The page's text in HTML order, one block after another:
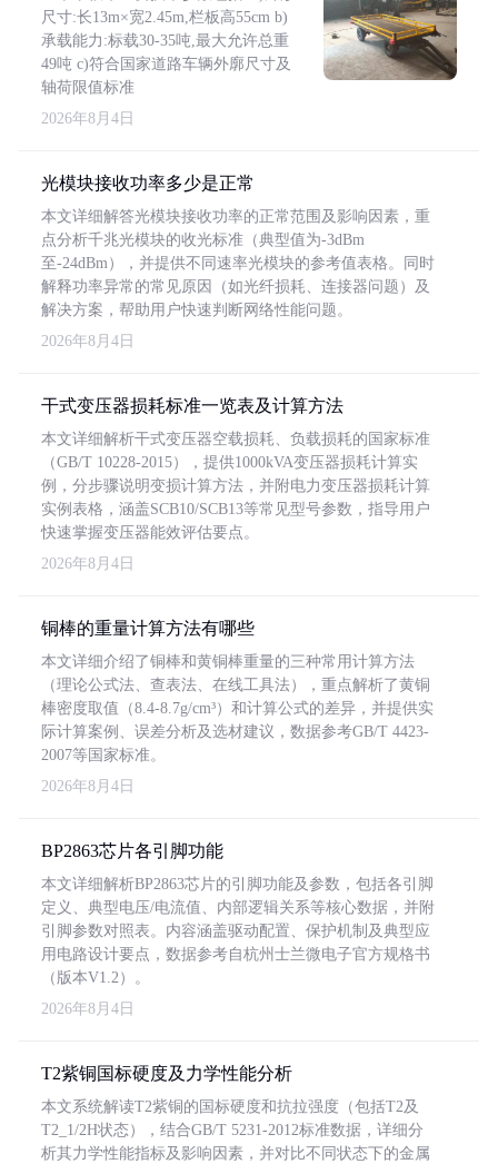
尺寸:长13m×宽2.45m,栏板高55cm b)
承载能力:标载30-35吨,最大允许总重
49吨 c)符合国家道路车辆外廓尺寸及
轴荷限值标准
2026年8月4日
光模块接收功率多少是正常
本文详细解答光模块接收功率的正常范围及影响因素，重
点分析千兆光模块的收光标准（典型值为-3dBm
至-24dBm），并提供不同速率光模块的参考值表格。同时
解释功率异常的常见原因（如光纤损耗、连接器问题）及
解决方案，帮助用户快速判断网络性能问题。
2026年8月4日
干式变压器损耗标准一览表及计算方法
本文详细解析干式变压器空载损耗、负载损耗的国家标准
（GB/T 10228-2015），提供1000kVA变压器损耗计算实
例，分步骤说明变损计算方法，并附电力变压器损耗计算
实例表格，涵盖SCB10/SCB13等常见型号参数，指导用户
快速掌握变压器能效评估要点。
2026年8月4日
铜棒的重量计算方法有哪些
本文详细介绍了铜棒和黄铜棒重量的三种常用计算方法
（理论公式法、查表法、在线工具法），重点解析了黄铜
棒密度取值（8.4-8.7g/cm³）和计算公式的差异，并提供实
际计算案例、误差分析及选材建议，数据参考GB/T 4423-
2007等国家标准。
2026年8月4日
BP2863芯片各引脚功能
本文详细解析BP2863芯片的引脚功能及参数，包括各引脚
定义、典型电压/电流值、内部逻辑关系等核心数据，并附
引脚参数对照表。内容涵盖驱动配置、保护机制及典型应
用电路设计要点，数据参考自杭州士兰微电子官方规格书
（版本V1.2）。
2026年8月4日
T2紫铜国标硬度及力学性能分析
本文系统解读T2紫铜的国标硬度和抗拉强度（包括T2及
T2_1/2H状态），结合GB/T 5231-2012标准数据，详细分
析其力学性能指标及影响因素，并对比不同状态下的金属